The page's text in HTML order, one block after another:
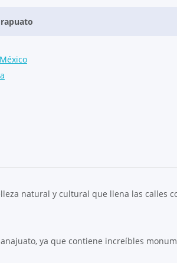
natural y cultural que llena las calles
ya que contiene increíbles